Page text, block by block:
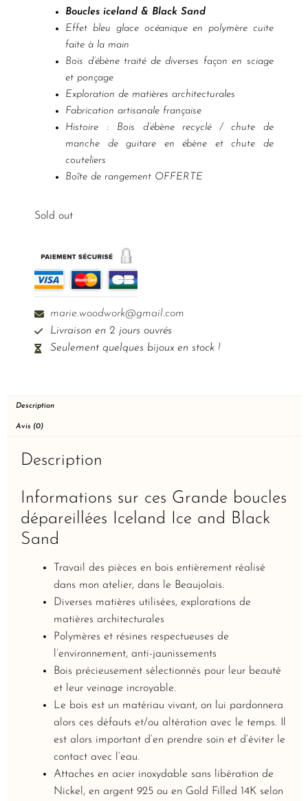
Boucles iceland & Black Sand
Effet bleu glace océanique en polymère cuite
faite à la main
Bois d’ébène traité de diverses façon en sciage
et ponçage
Exploration de matières architecturales
Fabrication artisanale française
Histoire : Bois d’ébène recyclé / chute de
manche de guitare en ébène et chute de
couteliers
Boîte de rangement OFFERTE
Sold out
marie.woodwork@gmail.com
Livraison en 2 jours ouvrés
Seulement quelques bijoux en stock !
Description
Avis (0)
Description
Informations sur ces Grande boucles
dépareillées Iceland Ice and Black
Sand
Travail des pièces en bois entièrement réalisé
dans mon atelier, dans le Beaujolais.
Diverses matières utilisées, explorations de
matières architecturales
Polymères et résines respectueuses de
l’environnement, anti-jaunissements
Bois précieusement sélectionnés pour leur beauté
et leur veinage incroyable.
Le bois est un matériau vivant, on lui pardonnera
alors ces défauts et/ou altération avec le temps. Il
est alors important d’en prendre soin et d’éviter le
contact avec l’eau.
Attaches en acier inoxydable sans libération de
Nickel, en argent 925 ou en Gold Filled 14K selon